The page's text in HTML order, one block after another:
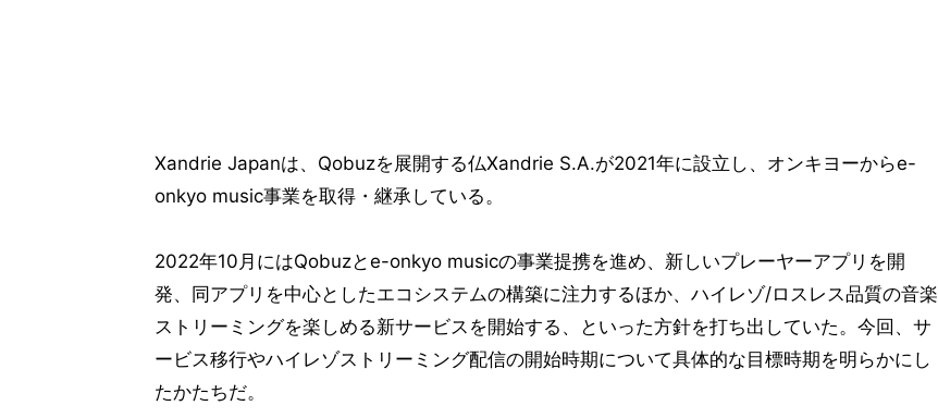
Xandrie Japanは、Qobuzを展開する仏Xandrie S.A.が2021年に設立し、オンキヨーからe-
onkyo music事業を取得・継承している。
2022年10月にはQobuzとe-onkyo musicの事業提携を進め、新しいプレーヤーアプリを開
発、同アプリを中心としたエコシステムの構築に注力するほか、ハイレゾ/ロスレス品質の音楽
ストリーミングを楽しめる新サービスを開始する、といった方針を打ち出していた。今回、サ
ービス移行やハイレゾストリーミング配信の開始時期について具体的な目標時期を明らかにし
たかたちだ。